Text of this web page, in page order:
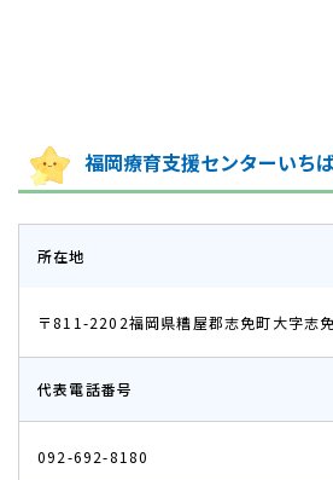
福岡療育支援センターいち
所在地
〒811-2202福岡県糟屋郡志免町大字志
代表電話番号
092-692-8180